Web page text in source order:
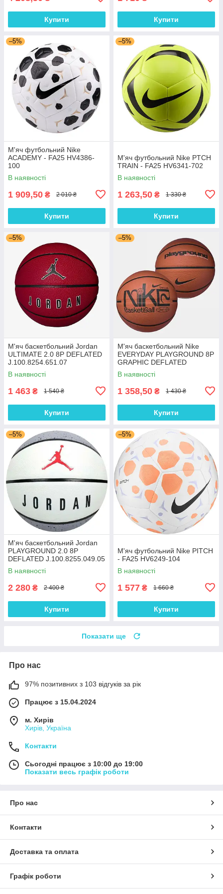
Купити Купити
–5%
М'яч футбольний Nike
ACADEMY - FA25 HV4386-
100
В наявності
1 909,50 ₴ 2 010 ₴
Купити
–5%
М'яч футбольний Nike PTCH
TRAIN - FA25 HV6341-702
В наявності
1 263,50 ₴ 1 330 ₴
Купити
–5%
М'яч баскетбольний Jordan
ULTIMATE 2.0 8P DEFLATED
J.100.8254.651.07
В наявності
1 463 ₴ 1 540 ₴
Купити
–5%
М'яч баскетбольний Nike
EVERYDAY PLAYGROUND 8P
GRAPHIC DEFLATED
N.100.4371.810.07
В наявності
1 358,50 ₴ 1 430 ₴
Купити
–5%
М'яч баскетбольний Jordan
PLAYGROUND 2.0 8P
DEFLATED J.100.8255.049.05
В наявності
2 280 ₴ 2 400 ₴
Купити
–5%
М'яч футбольний Nike PITCH
- FA25 HV6249-104
В наявності
1 577 ₴ 1 660 ₴
Купити
Показати ще
Про нас
97% позитивних з 103 відгуків за рік
Працює з 15.04.2024
м. Хирів
Хирів, Україна
Контакти
Сьогодні працює з 10:00 до 19:00
Показати весь графік роботи
Про нас
Контакти
Доставка та оплата
Графік роботи